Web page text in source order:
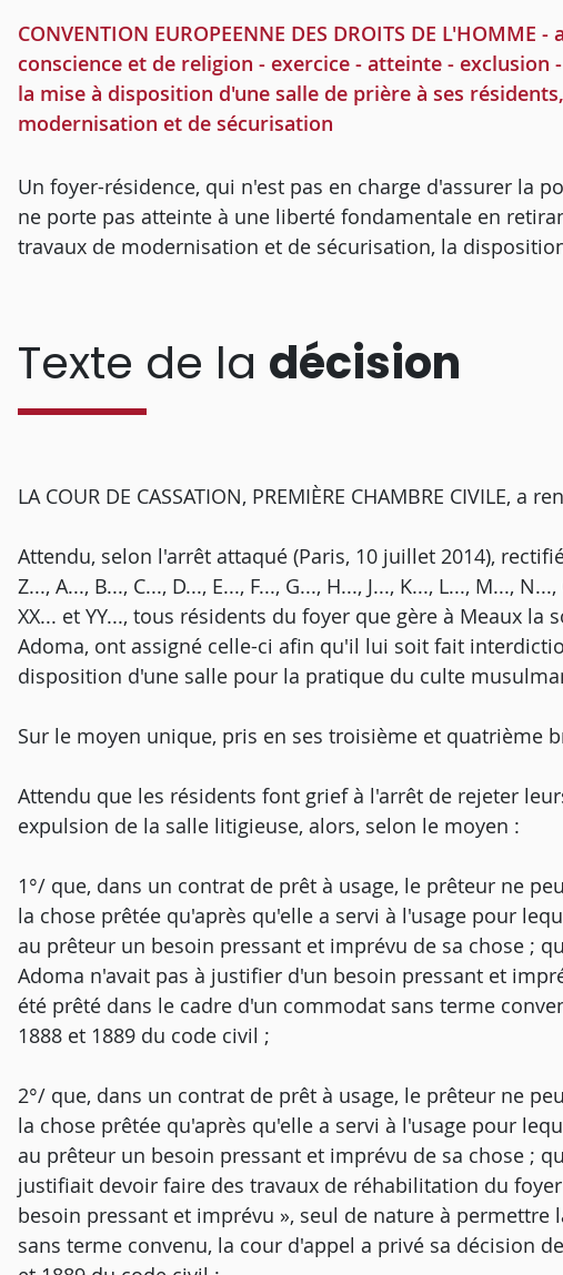
CONVENTION EUROPEENNE DES DROITS DE
conscience et de religion - exercice - atteinte -
la mise à disposition d'une salle de prière à ses
modernisation et de sécurisation
Un foyer-résidence, qui n'est pas en charge d'assurer la
ne porte pas atteinte à une liberté fondamentale en
travaux de modernisation et de sécurisation, la
Texte de la décision
LA COUR DE CASSATION, PREMIÈRE CHAMBRE CIVILE, a
Attendu, selon l'arrêt attaqué (Paris, 10 juillet 2014),
Z..., A..., B..., C..., D..., E..., F..., G..., H..., J..., K..., L..., M...,
XX... et YY..., tous résidents du foyer que gère à Meaux la
Adoma, ont assigné celle-ci afin qu'il lui soit fait
disposition d'une salle pour la pratique du culte
Sur le moyen unique, pris en ses troisième et quatrième
Attendu que les résidents font grief à l'arrêt de rejeter
expulsion de la salle litigieuse, alors, selon le moyen :
1°/ que, dans un contrat de prêt à usage, le prêteur ne
la chose prêtée qu'après qu'elle a servi à l'usage pour
au prêteur un besoin pressant et imprévu de sa chose ;
Adoma n'avait pas à justifier d'un besoin pressant et
été prêté dans le cadre d'un commodat sans terme
1888 et 1889 du code civil ;
2°/ que, dans un contrat de prêt à usage, le prêteur ne
la chose prêtée qu'après qu'elle a servi à l'usage pour
au prêteur un besoin pressant et imprévu de sa chose ;
justifiait devoir faire des travaux de réhabilitation du
besoin pressant et imprévu », seul de nature à
sans terme convenu, la cour d'appel a privé sa décision